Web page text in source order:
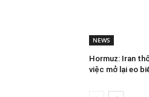
NEWS
Hormuz: Iran
việc mở lại eo